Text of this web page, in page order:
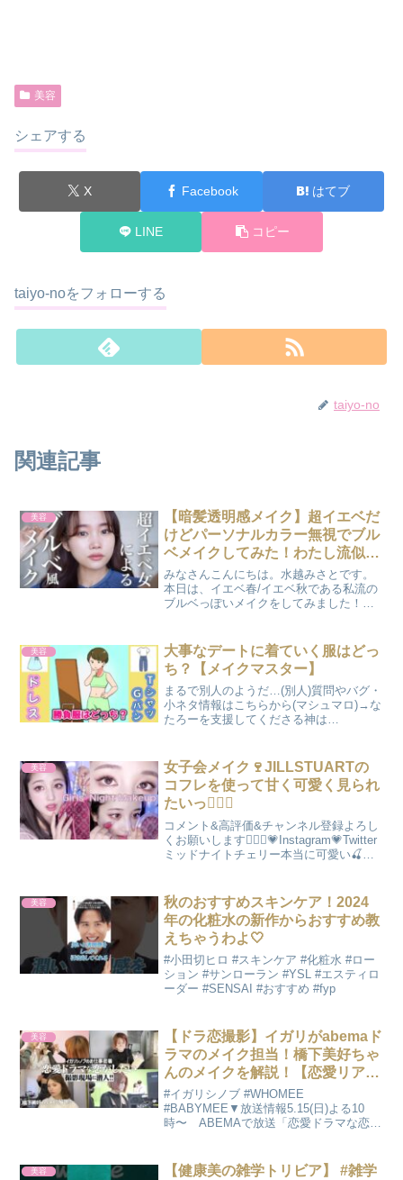
美容
シェアする
X Facebook はてブ
LINE コピー
taiyo-noをフォローする
taiyo-no
関連記事
美容
【暗髪透明感メイク】超イエベだ
けどパーソナルカラー無視でブル
ベメイクしてみた！わたし流似合
わせポイント紹介♡
みなさんこんにちは。水越みさとです。
本日は、イエベ春/イエベ秋である私流の
ブルベっぽいメイクをしてみました！な
てみたいな～っていう方は是非最後まで
見ていただけると嬉しい...
美容
大事なデートに着ていく服はどっ
ち？【メイクマスター】
まるで別人のようだ…(別人)質問やバグ・
小ネタ情報はこちらから(マシュマロ)→な
たろーを支援してくださる神は
クマスター#なたろー
美容
女子会メイク🍷JILLSTUARTの
コフレを使って甘く可愛く見られ
たいっ✊🏻💗
コメント&高評価&チャンネル登録よろし
くお願いします🧏🏻‍♀️💗Instagram💗Twitter
ミッドナイトチェリー本当に可愛い🍒💓
ス）」新希咲乃プロデュ...
美容
秋のおすすめスキンケア！2024
年の化粧水の新作からおすすめ教
えちゃうわよ🤍
#小田切ヒロ #スキンケア #化粧水 #ロー
ション #サンローラン #YSL #エスティロ
ーダー #SENSAI #おすすめ #fyp
美容
【ドラ恋撮影】イガリがabemaド
ラマのメイク担当！橋下美好ちゃ
んのメイクを解説！【恋愛リアリ
ティーショー】
#イガリシノブ #WHOMEE
#BABYMEE▼放送情報5.15(日)よる10
時〜 ABEMAで放送「恋愛ドラマな恋が
恋は生まれるのか...
美容
【健康美の雑学トリビア】 #雑学